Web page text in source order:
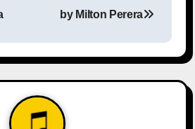
by Milton Perera